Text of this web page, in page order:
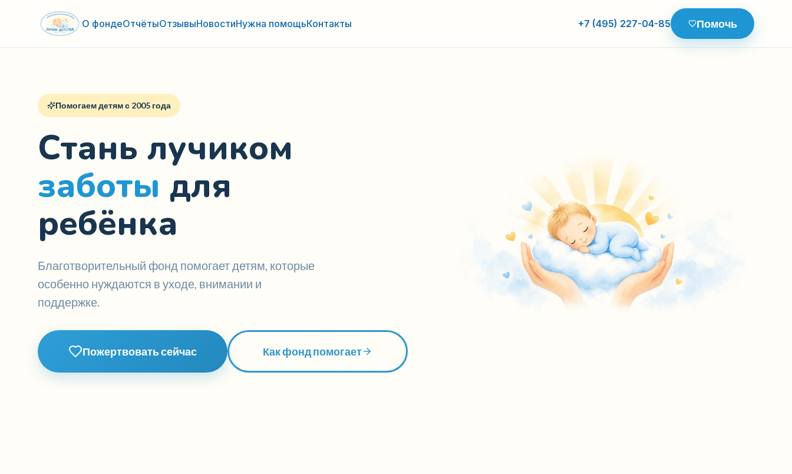
О фондеОтчётыОтзывыНовостиНужна помощьКонтакты +7 (495) 227-04-85 Помочь
Помогаем детям с 2005 года
Стань лучиком
заботы для
ребёнка
Благотворительный фонд помогает детям, которые
особенно нуждаются в уходе, внимании и
поддержке.
Пожертвовать сейчас Как фонд помогает